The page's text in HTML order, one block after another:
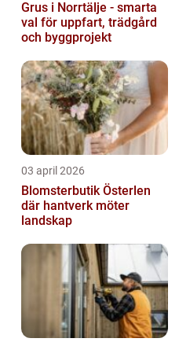
Grus i Norrtälje - smarta
val för uppfart, trädgård
och byggprojekt
03 april 2026
Blomsterbutik Österlen
där hantverk möter
landskap